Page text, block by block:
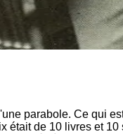
parabole. Ce qui
était de 10 livres et